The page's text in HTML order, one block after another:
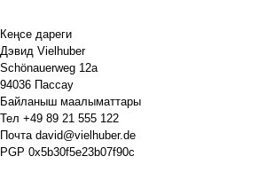
Кеңсе дареги
Дэвид Vielhuber
Schönauerweg 12a
94036 Пассау
Байланыш маалыматтары
Тел +49 89 21 555 122
Почта david@vielhuber.de
PGP 0x5b30f5e23b07f90c